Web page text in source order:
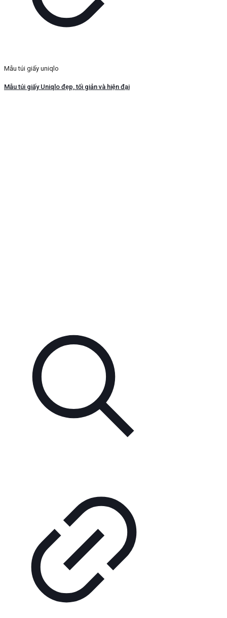
Mẫu túi giấy uniqlo
Mẫu túi giấy Uniqlo đẹp, tối giản và hiện đại